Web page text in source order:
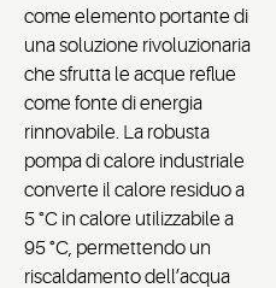
come elemento portante di
una soluzione rivoluzionaria
che sfrutta le acque reflue
come fonte di energia
rinnovabile. La robusta
pompa di calore industriale
converte il calore residuo a
5 °C in calore utilizzabile a
95 °C, permettendo un
riscaldamento dell’acqua